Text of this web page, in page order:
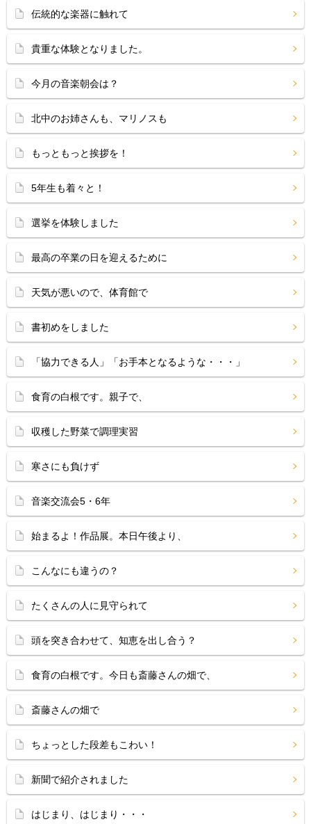
伝統的な楽器に触れて
貴重な体験となりました。
今月の音楽朝会は？
北中のお姉さんも、マリノスも
もっともっと挨拶を！
5年生も着々と！
選挙を体験しました
最高の卒業の日を迎えるために
天気が悪いので、体育館で
書初めをしました
「協力できる人」「お手本となるような・・・」
食育の白根です。親子で、
収穫した野菜で調理実習
寒さにも負けず
音楽交流会5・6年
始まるよ！作品展。本日午後より、
こんなにも違うの？
たくさんの人に見守られて
頭を突き合わせて、知恵を出し合う？
食育の白根です。今日も斎藤さんの畑で、
斎藤さんの畑で
ちょっとした段差もこわい！
新聞で紹介されました
はじまり、はじまり・・・